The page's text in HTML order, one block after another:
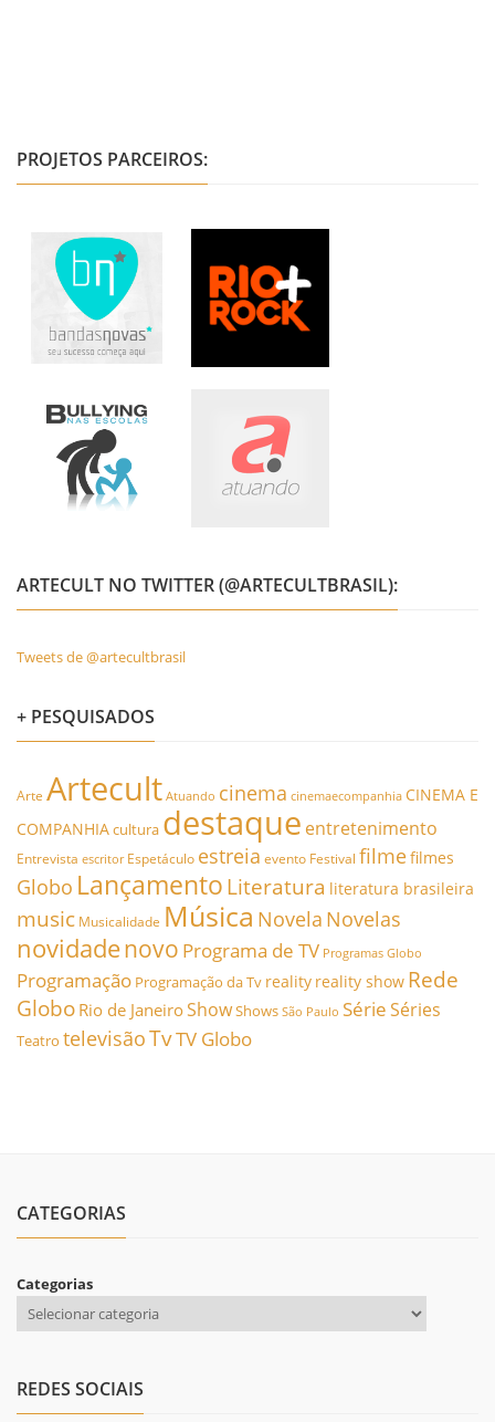
PROJETOS PARCEIROS:
ARTECULT NO TWITTER (@ARTECULTBRASIL):
Tweets de @artecultbrasil
+ PESQUISADOS
Arte Artecult Atuando cinema cinemaecompanhia CINEMA E
COMPANHIAcultura destaque entretenimento
Entrevista escritor Espetáculo estreia evento Festival filmefilmes
Globo Lançamento Literatura literatura brasileira
music Musicalidade Música Novela Novelas
novidadenovo Programa de TV Programas Globo
Programação Programação da Tv reality reality show Rede
Globo Rio de JaneiroShowShows São Paulo SérieSéries
Teatro televisãoTvTV Globo
CATEGORIAS
Categorias
REDES SOCIAIS